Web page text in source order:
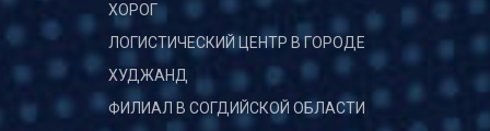
ХОРОГ
ЛОГИСТИЧЕСКИЙ ЦЕНТР В ГОРОДЕ
ХУДЖАНД
ФИЛИАЛ В СОГДИЙСКОЙ ОБЛАСТИ